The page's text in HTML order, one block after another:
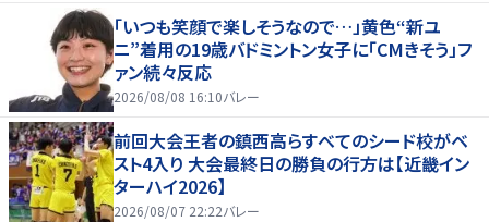
「いつも笑顔で楽しそうなので…」黄色“新ユ
ニ”着用の19歳バドミントン女子に「CMきそう」フ
ァン続々反応
2026/08/08 16:10バレー
前回大会王者の鎮西高らすべてのシード校がベ
スト4入り 大会最終日の勝負の行方は【近畿イン
ターハイ2026】
2026/08/07 22:22バレー